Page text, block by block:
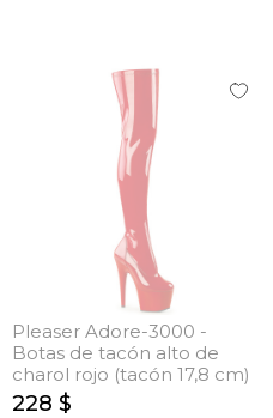
Pleaser Adore-3000 -
Botas de tacón alto de
charol rojo (tacón 17,8 cm)
228 $